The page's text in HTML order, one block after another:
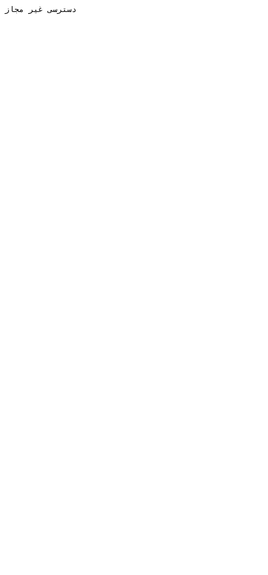
دسترسی غیر مجاز